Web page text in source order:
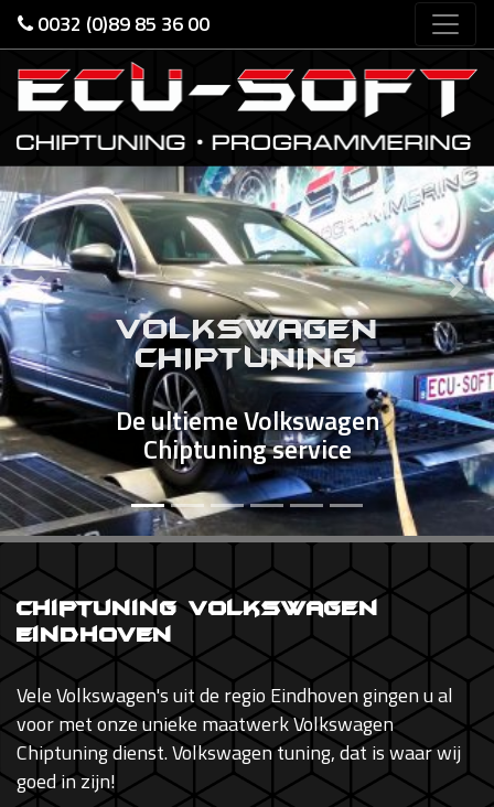
0032 (0)89 85 36 00
VOLKSWAGEN
CHIPTUNING
De ultieme Volkswagen
Chiptuning service
Previous
Chiptuning Volkswagen
Eindhoven
Vele Volkswagen's uit de regio Eindhoven gingen u al
voor met onze unieke maatwerk Volkswagen
Chiptuning dienst. Volkswagen tuning, dat is waar wij
goed in zijn!